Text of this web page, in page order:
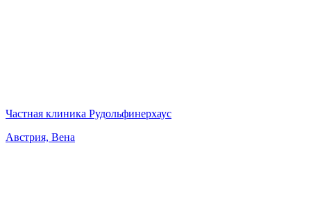
Частная клиника Рудольфинерхаус
Австрия, Вена